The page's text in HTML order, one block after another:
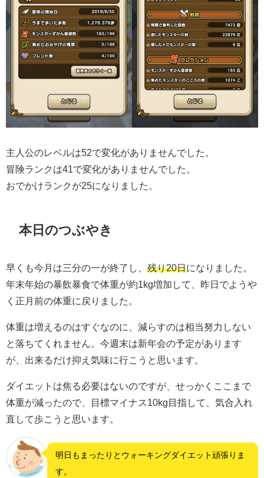
主人公のレベルは52で変化がありませんでした。
冒険ランクは41で変化がありませんでした。
おでかけランクが25になりました。
本日のつぶやき
早くも今月は三分の一が終了し、 残り20日になりました。
年末年始の暴飲暴食で体重が約1kg増加して、昨日でようや
く正月前の体重に戻りました。
体重は増えるのはすぐなのに、減らすのは相当努力しない
と落ちてくれません。今週末は新年会の予定があります
が、出来るだけ抑え気味に行こうと思います。
ダイエットは焦る必要はないのですが、せっかくここまで
体重が減ったので、目標マイナス10kg目指して、気合入れ
直して歩こうと思います。
明日もまったりとウォーキングダイエット頑張りま
す。